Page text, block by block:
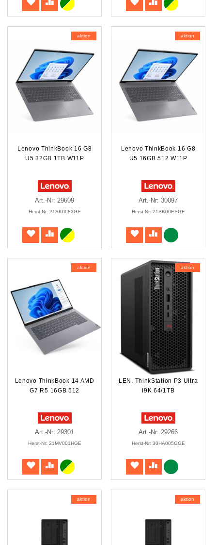
aktion
Lenovo ThinkBook 16 G8
U5 32GB 1TB W11P
Art.-Nr: 29609
Herst-Nr: 21SK0083GE
aktion
Lenovo ThinkBook 16 G8
U5 16GB 512 W11P
Art.-Nr: 30097
Herst-Nr: 21SK00EEGE
aktion
Lenovo ThinkBook 14 AMD
G7 R5 16GB 512
Art.-Nr: 29301
Herst-Nr: 21MV001HGE
aktion
LEN. ThinkStation P3 Ultra
I9K 64/1TB
Art.-Nr: 29266
Herst-Nr: 30HA005GGE
aktion aktion